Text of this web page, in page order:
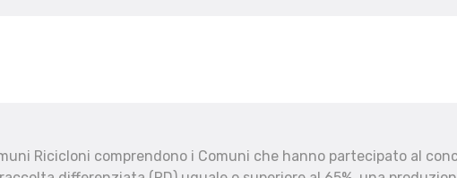
Ricicloni comprendono i Comuni che hanno partecipato al